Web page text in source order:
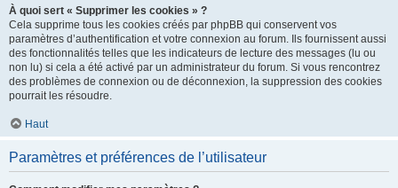
À quoi sert « Supprimer les cookies » ?
Cela supprime tous les cookies créés par phpBB qui conservent vos
paramètres d’authentification et votre connexion au forum. Ils fournissent aussi
des fonctionnalités telles que les indicateurs de lecture des messages (lu ou
non lu) si cela a été activé par un administrateur du forum. Si vous rencontrez
des problèmes de connexion ou de déconnexion, la suppression des cookies
pourrait les résoudre.
Haut
Paramètres et préférences de l’utilisateur